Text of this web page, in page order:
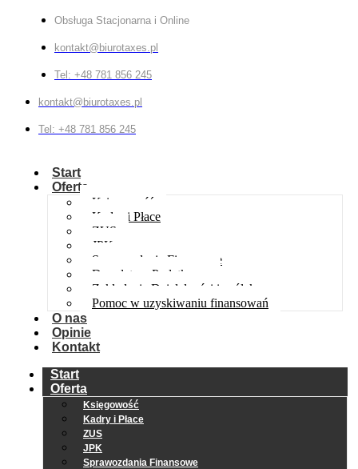
Obsługa Stacjonarna i Online
kontakt@biurotaxes.pl
Tel: +48 781 856 245
kontakt@biurotaxes.pl
Tel: +48 781 856 245
Start
Oferta
Księgowość
Kadry i Płace
ZUS
JPK
Sprawozdania Finansowe
Doradztwo Podatkowe
Zakładanie Działalności i spółek
Pomoc w uzyskiwaniu finansowań
O nas
Opinie
Kontakt
Start
Oferta
Księgowość
Kadry i Płace
ZUS
JPK
Sprawozdania Finansowe